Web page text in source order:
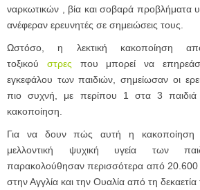
ναρκωτικών , βία και σοβαρά προβλήματα
ανέφεραν ερευνητές σε σημειώσεις τους.
Ωστόσο, η λεκτική κακοποίηση
τοξικού στρες που μπορεί να
εγκεφάλου των παιδιών, σημείωσαν οι
πιο συχνή, με περίπου 1 στα 3 παιδιά
κακοποίηση.
Για να δουν πώς αυτή η κακοποίηση
μελλοντική ψυχική υγεία των
παρακολούθησαν περισσότερα από 20.600
στην Αγγλία και την Ουαλία από τη